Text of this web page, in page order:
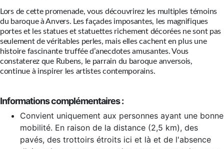
Lors de cette promenade, vous découvrirez les multiples témoins
du baroque à Anvers. Les façades imposantes, les magnifiques
portes et les statues et statuettes richement décorées ne sont pas
seulement de véritables perles, mais elles cachent en plus une
histoire fascinante truffée d’anecdotes amusantes. Vous
constaterez que Rubens, le parrain du baroque anversois,
continue à inspirer les artistes contemporains.
Informations complémentaires :
Convient uniquement aux personnes ayant une bonne
mobilité. En raison de la distance (2,5 km), des
pavés, des trottoirs étroits ici et là et de l'absence